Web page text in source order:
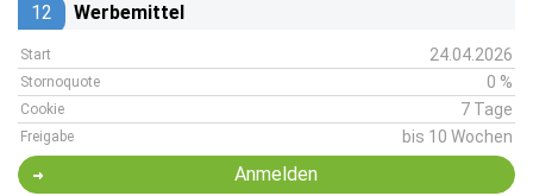
12 Werbemittel
Start 24.04.2026
Stornoquote 0 %
Cookie 7 Tage
Freigabe bis 10 Wochen
Anmelden